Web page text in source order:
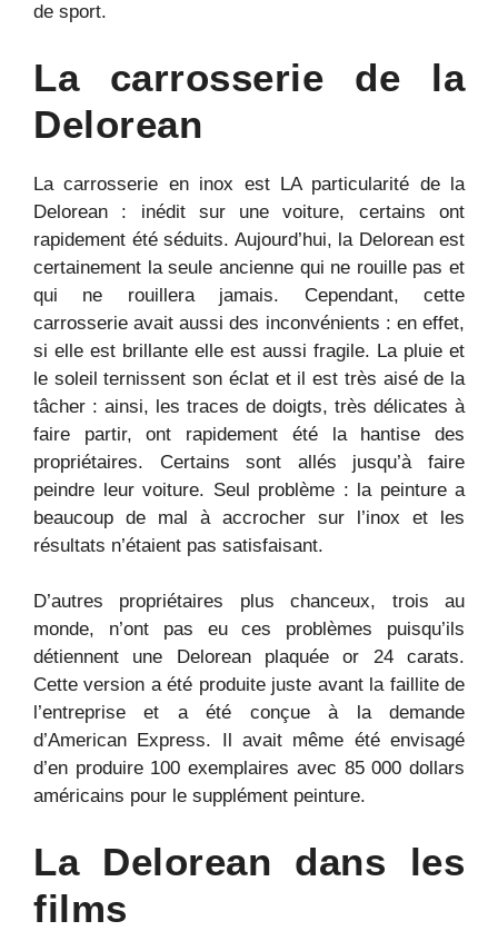
de sport.
La carrosserie de la
Delorean
La carrosserie en inox est LA particularité de la
Delorean : inédit sur une voiture, certains ont
rapidement été séduits. Aujourd’hui, la Delorean est
certainement la seule ancienne qui ne rouille pas et
qui ne rouillera jamais. Cependant, cette
carrosserie avait aussi des inconvénients : en effet,
si elle est brillante elle est aussi fragile. La pluie et
le soleil ternissent son éclat et il est très aisé de la
tâcher : ainsi, les traces de doigts, très délicates à
faire partir, ont rapidement été la hantise des
propriétaires. Certains sont allés jusqu’à faire
peindre leur voiture. Seul problème : la peinture a
beaucoup de mal à accrocher sur l’inox et les
résultats n’étaient pas satisfaisant.
D’autres propriétaires plus chanceux, trois au
monde, n’ont pas eu ces problèmes puisqu’ils
détiennent une Delorean plaquée or 24 carats.
Cette version a été produite juste avant la faillite de
l’entreprise et a été conçue à la demande
d’American Express. Il avait même été envisagé
d’en produire 100 exemplaires avec 85 000 dollars
américains pour le supplément peinture.
La Delorean dans les
films